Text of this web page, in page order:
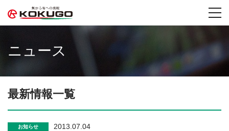
ニュース
最新情報一覧
お知らせ
2013.07.04